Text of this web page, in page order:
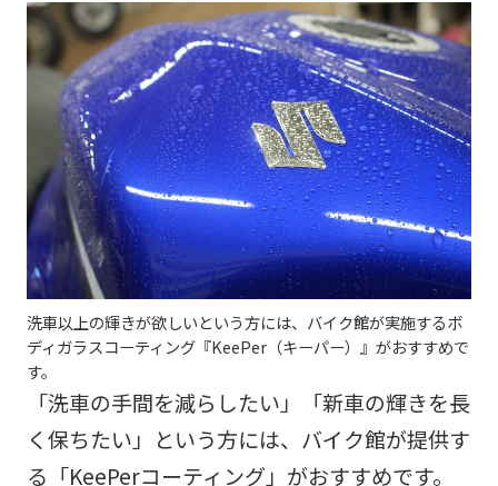
洗車以上の輝きが欲しいという方には、バイク館が実施するボ
ディガラスコーティング『KeePer（キーパー）』がおすすめで
す。
「洗車の手間を減らしたい」「新車の輝きを長
く保ちたい」という方には、バイク館が提供す
る「KeePerコーティング」がおすすめです。